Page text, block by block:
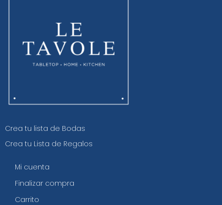
Crea tu lista de Bodas
Crea tu Lista de Regalos
Mi cuenta
Finalizar compra
Carrito